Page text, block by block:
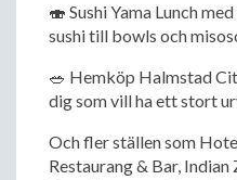
🍣 Sushi Yama Lunch
sushi till bowls och
🥗 Hemköp Halmstad
dig som vill ha ett stort
Och fler ställen som
Restaurang & Bar,